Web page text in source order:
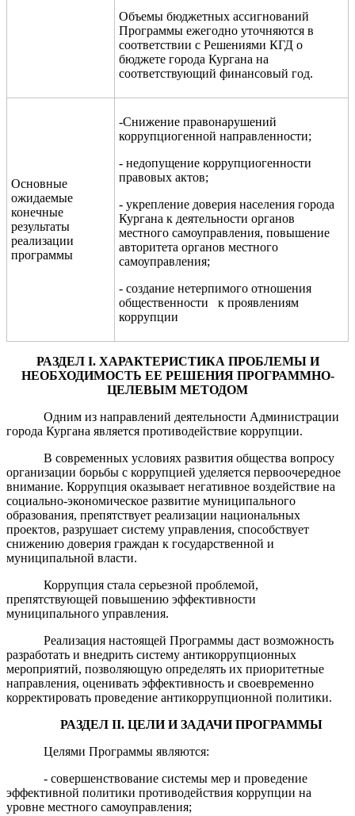
Объемы бюджетных ассигнований
Программы ежегодно уточняются в
соответствии с Решениями КГД о
бюджете города Кургана на
соответствующий финансовый год.
Основные
ожидаемые
конечные
результаты
реализации
программы
-Снижение правонарушений
коррупциогенной направленности;
- недопущение коррупциогенности
правовых актов;
- укрепление доверия населения города
Кургана к деятельности органов
местного самоуправления, повышение
авторитета органов местного
самоуправления;
- создание нетерпимого отношения
общественности к проявлениям
коррупции
РАЗДЕЛ I. ХАРАКТЕРИСТИКА ПРОБЛЕМЫ И
НЕОБХОДИМОСТЬ ЕЕ РЕШЕНИЯ ПРОГРАММНО-
ЦЕЛЕВЫМ МЕТОДОМ
Одним из направлений деятельности Администрации
города Кургана является противодействие коррупции.
В современных условиях развития общества вопросу
организации борьбы с коррупцией уделяется первоочередное
внимание. Коррупция оказывает негативное воздействие на
социально-экономическое развитие муниципального
образования, препятствует реализации национальных
проектов, разрушает систему управления, способствует
снижению доверия граждан к государственной и
муниципальной власти.
Коррупция стала серьезной проблемой,
препятствующей повышению эффективности
муниципального управления.
Реализация настоящей Программы даст возможность
разработать и внедрить систему антикоррупционных
мероприятий, позволяющую определять их приоритетные
направления, оценивать эффективность и своевременно
корректировать проведение антикоррупционной политики.
РАЗДЕЛII. ЦЕЛИ И ЗАДАЧИ ПРОГРАММЫ
Целями Программы являются:
- совершенствование системы мер и проведение
эффективной политики противодействия коррупции на
уровне местного самоуправления;